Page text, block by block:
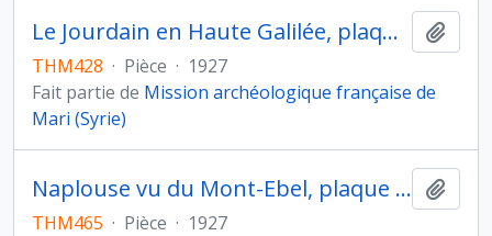
Le Jourdain en Haute Galilée, plaque de verre 682
THM428 · Pièce · 1927
Fait partie de Mission archéologique française de
Mari (Syrie)
Naplouse vu du Mont-Ebel, plaque de verre 732
THM465 · Pièce · 1927